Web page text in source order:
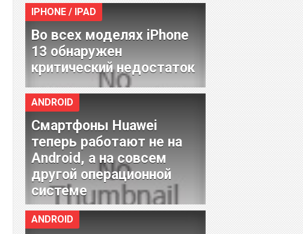
IPHONE / IPAD
Во всех моделях iPhone
13 обнаружен
критический недостаток
ANDROID
Смартфоны Huawei
теперь работают не на
Android, а на совсем
другой операционной
системе
ANDROID